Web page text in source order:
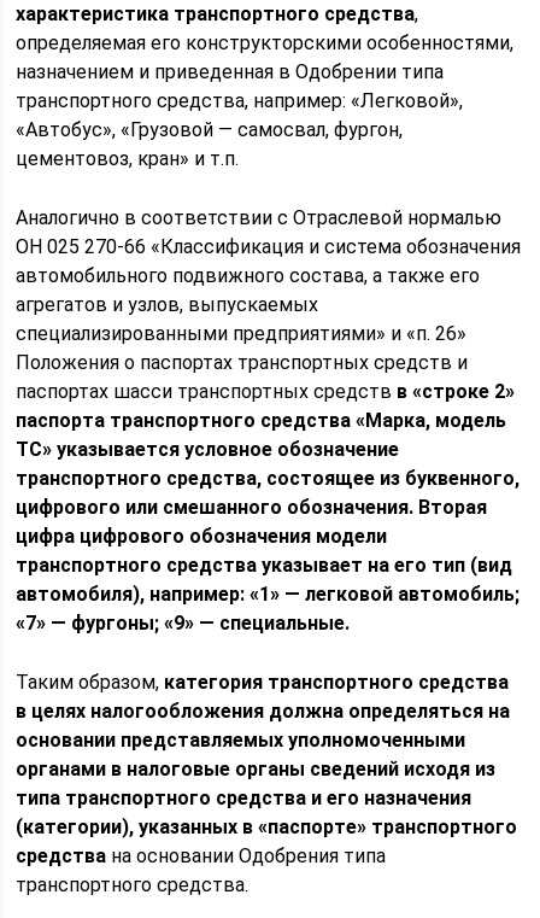
характеристика транспортного средства,
определяемая его конструкторскими особенностями,
назначением и приведенная в Одобрении типа
транспортного средства, например: «Легковой»,
«Автобус», «Грузовой — самосвал, фургон,
цементовоз, кран» и т.п.
Аналогично в соответствии с Отраслевой нормалью
ОН 025 270-66 «Классификация и система обозначения
автомобильного подвижного состава, а также его
агрегатов и узлов, выпускаемых
специализированными предприятиями» и «п. 26»
Положения о паспортах транспортных средств и
паспортах шасси транспортных средств в «строке 2»
паспорта транспортного средства «Марка, модель
ТС» указывается условное обозначение
транспортного средства, состоящее из буквенного,
цифрового или смешанного обозначения. Вторая
цифра цифрового обозначения модели
транспортного средства указывает на его тип (вид
автомобиля), например: «1» — легковой автомобиль;
«7» — фургоны; «9» — специальные.
Таким образом, категория транспортного средства
в целях налогообложения должна определяться на
основании представляемых уполномоченными
органами в налоговые органы сведений исходя из
типа транспортного средства и его назначения
(категории), указанных в «паспорте» транспортного
средства на основании Одобрения типа
транспортного средства.